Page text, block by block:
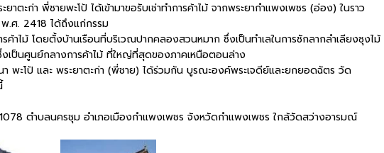
ตะก่า พี่ชายพะโป้ ได้เข้ามาขอรับเช่าทำการค้าไม้ จากพระยากำแพงเพชร (อ่อง) ในราว
.ศ. 2418 ได้ถึงแก่กรรม
าไม้ โดยตั้งบ้านเรือนที่บริเวณปากคลองสวนหมาก ซึ่งเป็นทำเลในการชักลากลำเลียงซุงไม้
เป็นศูนย์กลางการค้าไม้ ที่ใหญ่ที่สุดของภาคเหนือตอนล่าง
พะโป้ และ พระยาตะก่า (พี่ชาย) ได้ร่วมกัน บูรณะองค์พระเจดีย์และยกยอดฉัตร วัด
ตำบลนครชุม อำเภอเมืองกำแพงเพชร จังหวัดกำแพงเพชร ใกล้วัดสว่างอารมณ์